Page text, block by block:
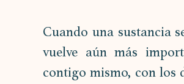
Cuando una sustancia
vuelve aún más
contigo mismo, con los